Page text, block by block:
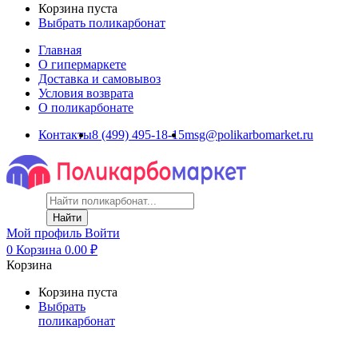
Корзина пуста
Выбрать поликарбонат
Главная
О гипермаркете
Доставка и самовывоз
Условия возврата
О поликарбонате
Контакты8 (499) 495-18-15msg@polikarbomarket.ru
Найти
Мой профиль Войти
0 Корзина 0.00 ₽
Корзина
Корзина пуста
Выбрать
поликарбонат